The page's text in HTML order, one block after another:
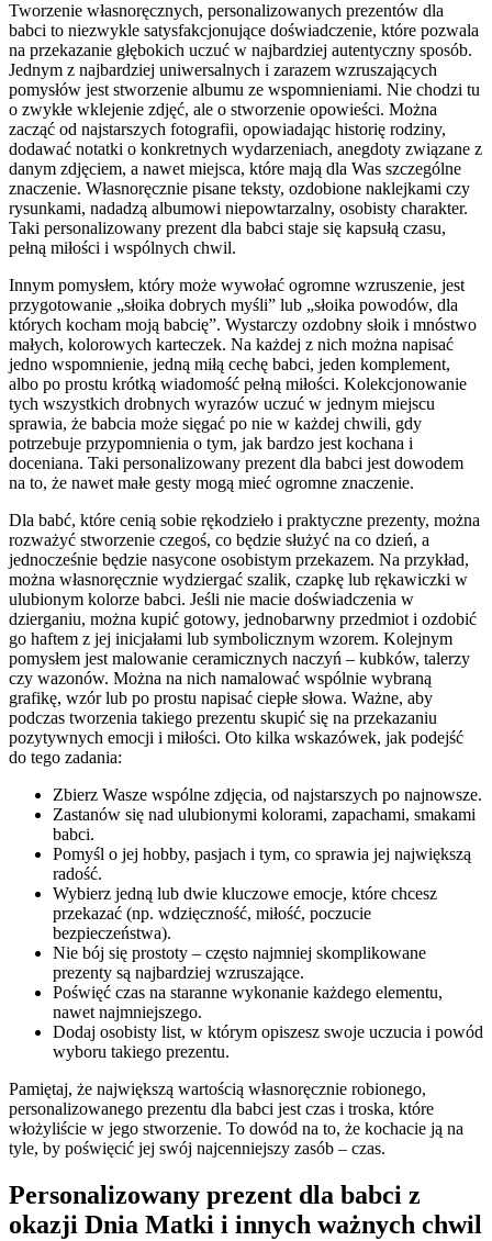
Tworzenie własnoręcznych, personalizowanych prezentów dla
babci to niezwykle satysfakcjonujące doświadczenie, które pozwala
na przekazanie głębokich uczuć w najbardziej autentyczny sposób.
Jednym z najbardziej uniwersalnych i zarazem wzruszających
pomysłów jest stworzenie albumu ze wspomnieniami. Nie chodzi tu
o zwykłe wklejenie zdjęć, ale o stworzenie opowieści. Można
zacząć od najstarszych fotografii, opowiadając historię rodziny,
dodawać notatki o konkretnych wydarzeniach, anegdoty związane z
danym zdjęciem, a nawet miejsca, które mają dla Was szczególne
znaczenie. Własnoręcznie pisane teksty, ozdobione naklejkami czy
rysunkami, nadadzą albumowi niepowtarzalny, osobisty charakter.
Taki personalizowany prezent dla babci staje się kapsułą czasu,
pełną miłości i wspólnych chwil.
Innym pomysłem, który może wywołać ogromne wzruszenie, jest
przygotowanie „słoika dobrych myśli” lub „słoika powodów, dla
których kocham moją babcię”. Wystarczy ozdobny słoik i mnóstwo
małych, kolorowych karteczek. Na każdej z nich można napisać
jedno wspomnienie, jedną miłą cechę babci, jeden komplement,
albo po prostu krótką wiadomość pełną miłości. Kolekcjonowanie
tych wszystkich drobnych wyrazów uczuć w jednym miejscu
sprawia, że babcia może sięgać po nie w każdej chwili, gdy
potrzebuje przypomnienia o tym, jak bardzo jest kochana i
doceniana. Taki personalizowany prezent dla babci jest dowodem
na to, że nawet małe gesty mogą mieć ogromne znaczenie.
Dla babć, które cenią sobie rękodzieło i praktyczne prezenty, można
rozważyć stworzenie czegoś, co będzie służyć na co dzień, a
jednocześnie będzie nasycone osobistym przekazem. Na przykład,
można własnoręcznie wydziergać szalik, czapkę lub rękawiczki w
ulubionym kolorze babci. Jeśli nie macie doświadczenia w
dzierganiu, można kupić gotowy, jednobarwny przedmiot i ozdobić
go haftem z jej inicjałami lub symbolicznym wzorem. Kolejnym
pomysłem jest malowanie ceramicznych naczyń – kubków, talerzy
czy wazonów. Można na nich namalować wspólnie wybraną
grafikę, wzór lub po prostu napisać ciepłe słowa. Ważne, aby
podczas tworzenia takiego prezentu skupić się na przekazaniu
pozytywnych emocji i miłości. Oto kilka wskazówek, jak podejść
do tego zadania:
Zbierz Wasze wspólne zdjęcia, od najstarszych po najnowsze.
Zastanów się nad ulubionymi kolorami, zapachami, smakami
babci.
Pomyśl o jej hobby, pasjach i tym, co sprawia jej największą
radość.
Wybierz jedną lub dwie kluczowe emocje, które chcesz
przekazać (np. wdzięczność, miłość, poczucie
bezpieczeństwa).
Nie bój się prostoty – często najmniej skomplikowane
prezenty są najbardziej wzruszające.
Poświęć czas na staranne wykonanie każdego elementu,
nawet najmniejszego.
Dodaj osobisty list, w którym opiszesz swoje uczucia i powód
wyboru takiego prezentu.
Pamiętaj, że największą wartością własnoręcznie robionego,
personalizowanego prezentu dla babci jest czas i troska, które
włożyliście w jego stworzenie. To dowód na to, że kochacie ją na
tyle, by poświęcić jej swój najcenniejszy zasób – czas.
Personalizowany prezent dla babci z
okazji Dnia Matki i innych ważnych chwil